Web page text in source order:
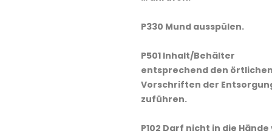
P330 Mund ausspülen.
P501 Inhalt/Behälter
entsprechend den
Vorschriften der
zuführen.
P102 Darf nicht in die Hände